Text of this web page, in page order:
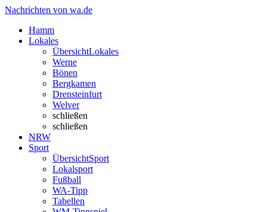
Nachrichten von wa.de
Hamm
Lokales
ÜbersichtLokales
Werne
Bönen
Bergkamen
Drensteinfurt
Welver
schließen
schließen
NRW
Sport
ÜbersichtSport
Lokalsport
Fußball
WA-Tipp
Tabellen